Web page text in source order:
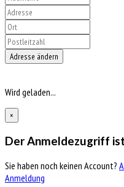
Adresse ändern
Wird geladen...
×
Der Anmeldezugriff
Sie haben noch keinen Account?
Anmeldung